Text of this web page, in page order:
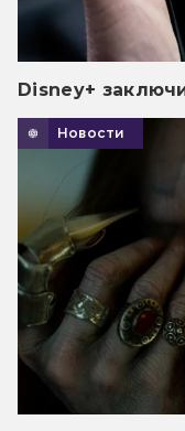
Disney+
Новости